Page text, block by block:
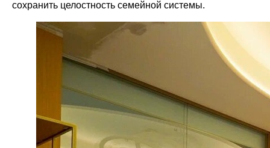
сохранить целостность семейной системы.